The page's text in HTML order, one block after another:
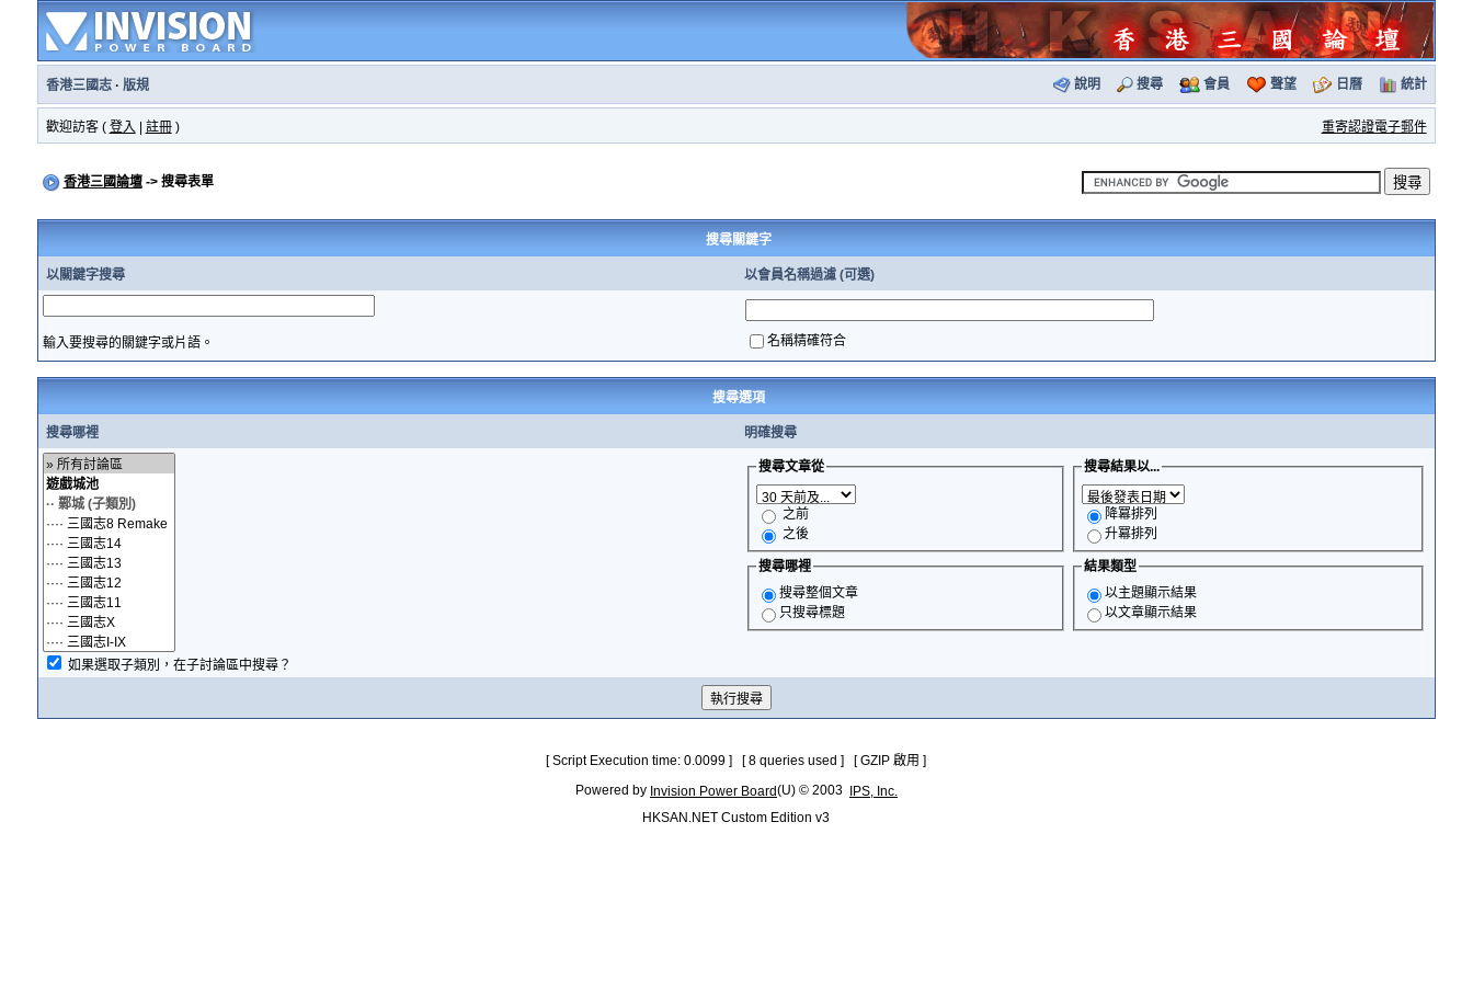
香港三國志· 版規 說明 搜尋 會員 聲望 日曆 統計
歡迎訪客 ( 登入 註冊) 重寄認證電子郵件
香港三國論壇-> 搜尋表單
搜尋關鍵字
以關鍵字搜尋 以會員名稱過濾 (可選)
輸入要搜尋的關鍵字或片語。 名稱精確符合
搜尋選項
搜尋哪裡 明確搜尋
如果選取子類別，在子討論區中搜尋？
搜尋文章從
之前
之後
搜尋結果以...
降冪排列
升冪排列
搜尋哪裡
搜尋整個文章
只搜尋標題
結果類型
以主題顯示結果
以文章顯示結果
[ Script Execution time: 0.0099 ] [ 8 queries used ] [ GZIP 啟用 ]
Powered by Invision Power Board(U) © 2003
IPS, Inc.
HKSAN.NET Custom Edition v3